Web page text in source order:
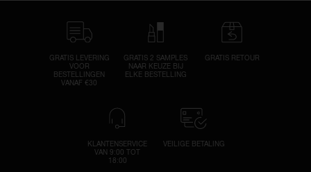
GRATIS LEVERING
VOOR
BESTELLINGEN
VANAF €30
GRATIS 2 SAMPLES
NAAR KEUZE BIJ
ELKE BESTELLING
GRATIS RETOUR
KLANTENSERVICE
VAN 9:00 TOT
18:00
VEILIGE BETALING